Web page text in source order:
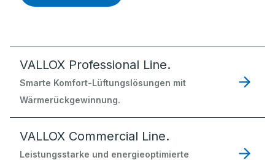
VALLOX Professional Line.
Smarte Komfort-Lüftungslösungen mit
Wärmerückgewinnung.
VALLOX Commercial Line.
Leistungsstarke und energieoptimierte